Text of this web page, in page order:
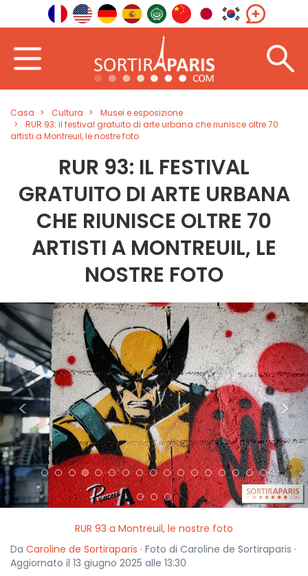
Casa Cultura
Musei e esposizione
RUR 93: il festival gratuito di arte urbana che riunisce oltre 70
artisti a Montreuil, le nostre foto
RUR 93: IL FESTIVAL
GRATUITO DI ARTE URBANA
CHE RIUNISCE OLTRE 70
ARTISTI A MONTREUIL, LE
NOSTRE FOTO
< >
RUR 93 a Montreuil, le nostre foto
Da Caroline de Sortiraparis · Foto di Caroline de Sortiraparis ·
Aggiornato il 13 giugno 2025 alle 13:30